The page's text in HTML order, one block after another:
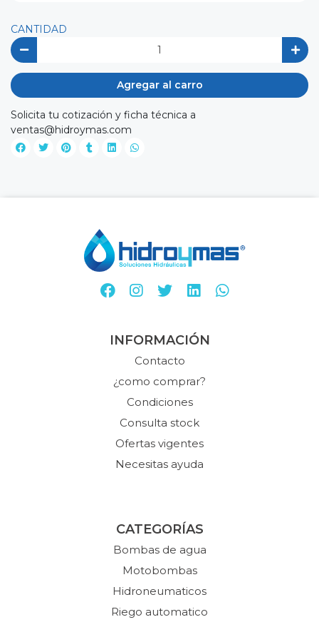
CANTIDAD
Agregar al carro
Solicita tu cotización y ficha técnica a
ventas@hidroymas.com
INFORMACIÓN
Contacto
¿como comprar?
Condiciones
Consulta stock
Ofertas vigentes
Necesitas ayuda
CATEGORÍAS
Bombas de agua
Motobombas
Hidroneumaticos
Riego automatico